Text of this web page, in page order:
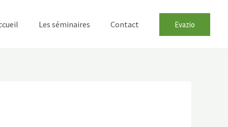
Les séminaires Contact Evazio